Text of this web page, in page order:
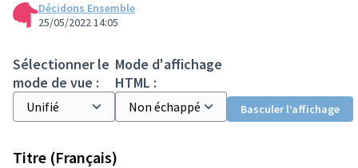
Décidons Ensemble
25/05/2022 14:05
Sélectionner le
mode de vue :
Mode d'affichage
HTML :
Basculer l’affichage
Titre (Français)